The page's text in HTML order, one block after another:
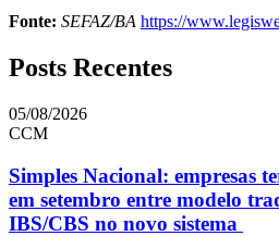
Fonte: SEFAZ/BA https://
Posts Recentes
05/08/2026
CCM
Simples Nacional: empresas
em setembro entre modelo
IBS/CBS no novo sistema